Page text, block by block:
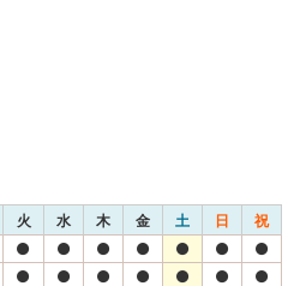
火 水 木 金 土 日 祝